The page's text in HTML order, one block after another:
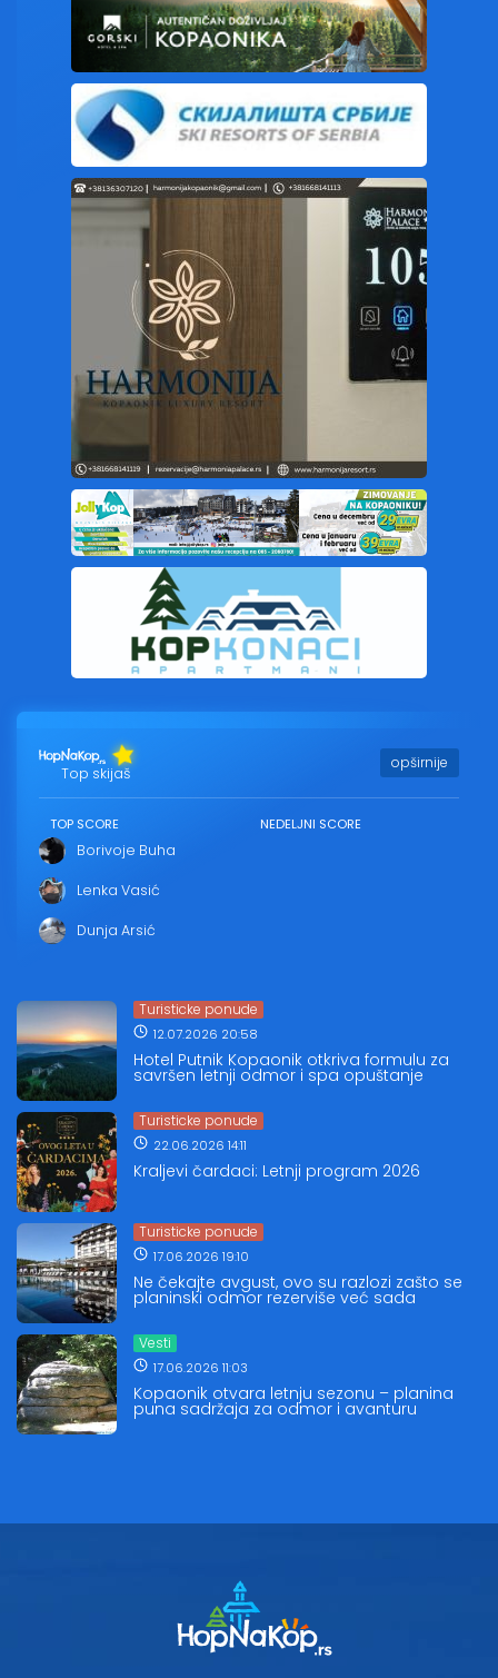
Top skijaš
opširnije
TOP SCORE
Borivoje Buha
Lenka Vasić
Dunja Arsić
NEDELJNI SCORE
Turisticke ponude
12.07.2026 20:58
Hotel Putnik Kopaonik otkriva formulu za
savršen letnji odmor i spa opuštanje
Turisticke ponude
22.06.2026 14:11
Kraljevi čardaci: Letnji program 2026
Turisticke ponude
17.06.2026 19:10
Ne čekajte avgust, ovo su razlozi zašto se
planinski odmor rezerviše već sada
Vesti
17.06.2026 11:03
Kopaonik otvara letnju sezonu – planina
puna sadržaja za odmor i avanturu